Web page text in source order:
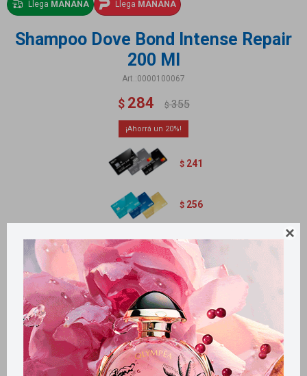

Llega MAÑANA Llega MAÑANA
Shampoo Dove Bond Intense Repair
200 Ml
0000100067
$ 284 $ 355
20
$ 241
$ 256
Cabello suave y brillante
Métodos y costos de envío
Retiros gratuitos en tiendas
Productos que te pueden interesar